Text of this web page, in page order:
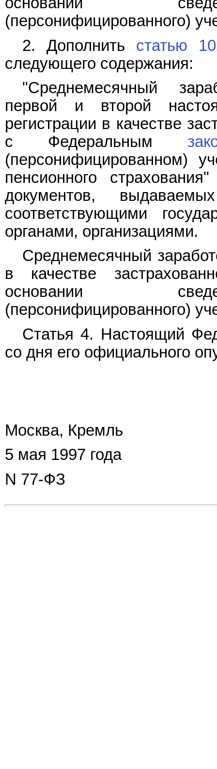
(персонифицированного)
2. Дополнить статью
следующего содержания:
"Среднемесячный
первой и второй
регистрации в качестве
с Федеральным
(персонифицированном)
пенсионного
документов,
соответствующими
органами, организациями.
Среднемесячный
в качестве
основании
(персонифицированного)
Статья 4. Настоящий
со дня его официального
Москва, Кремль
5 мая 1997 года
N 77-ФЗ